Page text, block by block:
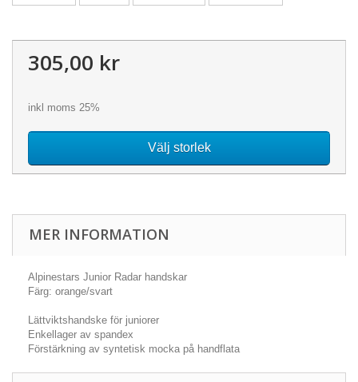
305,00 kr
inkl moms 25%
Välj storlek
MER INFORMATION
Alpinestars Junior Radar handskar
Färg: orange/svart
Lättviktshandske för juniorer
Enkellager av spandex
Förstärkning av syntetisk mocka på handflata